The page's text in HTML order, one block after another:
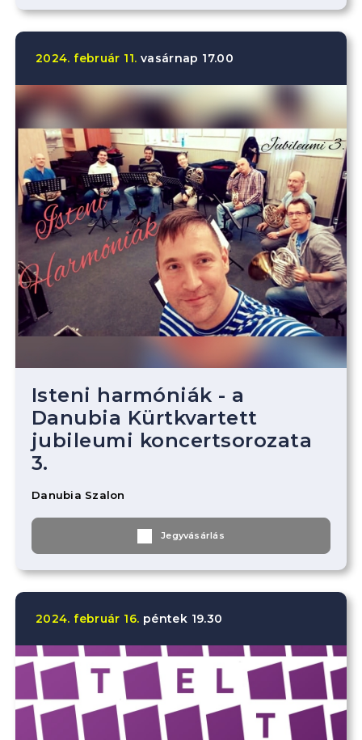
2024. február 11. vasárnap 17.00
Isteni harmóniák - a
Danubia Kürtkvartett
jubileumi koncertsorozata
3.
Danubia Szalon
Jegyvásárlás
2024. február 16. péntek 19.30